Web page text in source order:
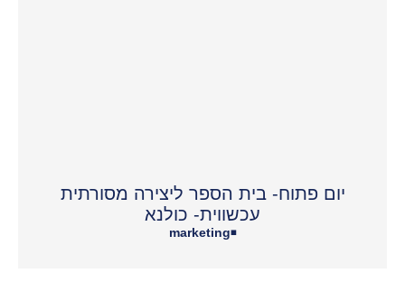
יום פתוח- בית הספר ליצירה מסורתית
עכשווית- כולנא
•
marketing